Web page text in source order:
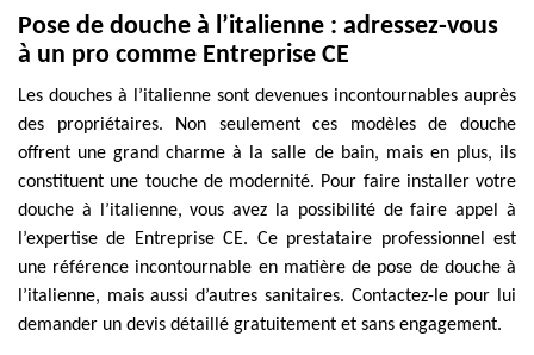
Pose de douche à l’italienne : adressez-vous
à un pro comme Entreprise CE
Les douches à l’italienne sont devenues incontournables auprès
des propriétaires. Non seulement ces modèles de douche
offrent une grand charme à la salle de bain, mais en plus, ils
constituent une touche de modernité. Pour faire installer votre
douche à l’italienne, vous avez la possibilité de faire appel à
l’expertise de Entreprise CE. Ce prestataire professionnel est
une référence incontournable en matière de pose de douche à
l’italienne, mais aussi d’autres sanitaires. Contactez-le pour lui
demander un devis détaillé gratuitement et sans engagement.